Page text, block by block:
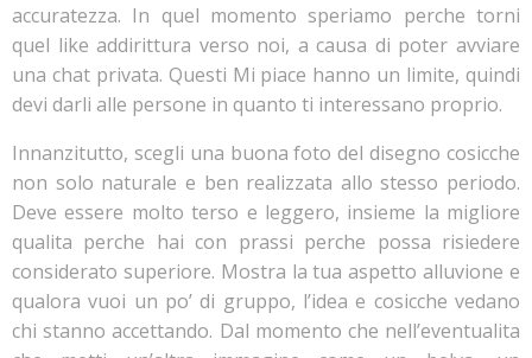
accuratezza. In quel momento speriamo perche torni
quel like addirittura verso noi, a causa di poter avviare
una chat privata. Questi Mi piace hanno un limite, quindi
devi darli alle persone in quanto ti interessano proprio.
Innanzitutto, scegli una buona foto del disegno cosicche
non solo naturale e ben realizzata allo stesso periodo.
Deve essere molto terso e leggero, insieme la migliore
qualita perche hai con prassi perche possa risiedere
considerato superiore. Mostra la tua aspetto alluvione e
qualora vuoi un po’ di gruppo, l’idea e cosicche vedano
chi stanno accettando. Dal momento che nell’eventualita